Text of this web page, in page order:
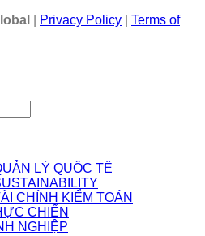
Privacy Policy
Terms of
LÝ QUỐC TẾ
CHÍNH KIỂM TOÁN
CHIẾN
NGHIỆP